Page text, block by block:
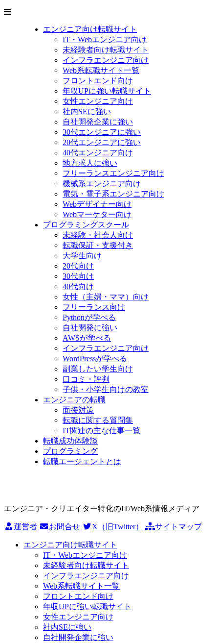
エンジニア向け転職サイト
IT・Webエンジニア向け
未経験者向け転職サイト
インフラエンジニア向け
Web系転職サイト一覧
フロントエンド向け
年収UPに強い転職サイト
女性エンジニア向け
社内SEに強い
自社開発企業に強い
30代エンジニアに強い
20代エンジニアに強い
40代エンジニア向け
地方求人に強い
フリーランスエンジニア向け
機械系エンジニア向け
電気・電子系エンジニア向け
Webデザイナー向け
Webマーケター向け
プログラミングスクール
未経験・社会人向け
転職保証・支援付き
大学生向け
20代向け
30代向け
40代向け
女性（主婦・ママ）向け
フリーランス向け
Pythonが学べる
自社開発に強い
AWSが学べる
インフラエンジニア向け
WordPressが学べる
副業したい学生向け
口コミ・評判
子供・小学生向けの教室
エンジニアの転職
面接対策
転職に関する質問集
IT関連の主な仕事一覧
転職成功体験談
プログラミング
転職エージェントとは
エンジニア・クリエイター特化のIT/Web系情報メディア
運営者 お問合せ X（旧Twitter） サイトマップ
エンジニア向け転職サイト
IT・Webエンジニア向け
未経験者向け転職サイト
インフラエンジニア向け
Web系転職サイト一覧
フロントエンド向け
年収UPに強い転職サイト
女性エンジニア向け
社内SEに強い
自社開発企業に強い